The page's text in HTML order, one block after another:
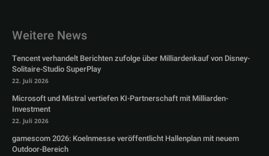
Weitere News
Tencent verhandelt Berichten zufolge über Milliardenkauf von Disney-
Solitaire-Studio SuperPlay
22. Juli 2026
Microsoft und Mistral vertiefen KI-Partnerschaft mit Milliarden-
Investment
22. Juli 2026
gamescom 2026: Koelnmesse veröffentlicht Hallenplan mit neuem
Outdoor-Bereich